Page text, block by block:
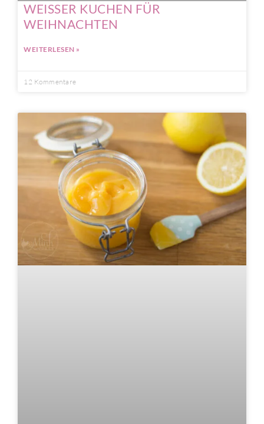
WEISSER KUCHEN FÜR
WEIHNACHTEN
WEITERLESEN »
12 Kommentare